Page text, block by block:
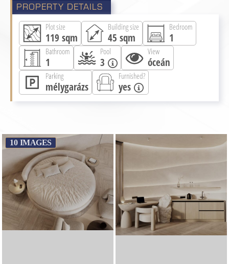
PROPERTY DETAILS
Plot size
119 sqm
Building size
45 sqm
Bedroom
1
Bathroom
1
Pool
3
View
óceán
Parking
mélygarázs
Furnished?
yes
10IMAGES